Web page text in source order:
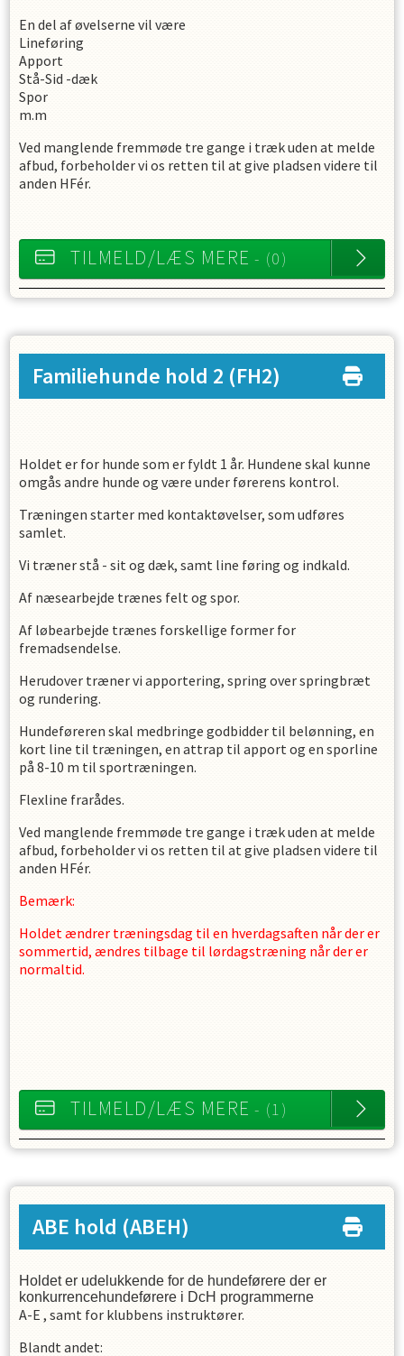
En del af øvelserne vil være
Lineføring
Apport
Stå-Sid -dæk
Spor
m.m
Ved manglende fremmøde tre gange i træk uden at melde
afbud, forbeholder vi os retten til at give pladsen videre til
anden HFér.
TILMELD/LÆS MERE - (0)
Familiehunde hold 2 (FH2)
Holdet er for hunde som er fyldt 1 år. Hundene skal kunne
omgås andre hunde og være under førerens kontrol.
Træningen starter med kontaktøvelser, som udføres
samlet.
Vi træner stå - sit og dæk, samt line føring og indkald.
Af næsearbejde trænes felt og spor.
Af løbearbejde trænes forskellige former for
fremadsendelse.
Herudover træner vi apportering, spring over springbræt
og rundering.
Hundeføreren skal medbringe godbidder til belønning, en
kort line til træningen, en attrap til apport og en sporline
på 8-10 m til sportræningen.
Flexline frarådes.
Ved manglende fremmøde tre gange i træk uden at melde
afbud, forbeholder vi os retten til at give pladsen videre til
anden HFér.
Bemærk:
Holdet ændrer træningsdag til en hverdagsaften når der er
sommertid, ændres tilbage til lørdagstræning når der er
normaltid.
TILMELD/LÆS MERE - (1)
ABE hold (ABEH)
Holdet er udelukkende for de hundeførere der er
konkurrencehundeførere i DcH programmerne
A-E , samt for klubbens instruktører.
Blandt andet: